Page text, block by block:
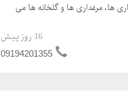
ها، مرغداری ها و گلخانه ها می
16 روز پیش
09194201355